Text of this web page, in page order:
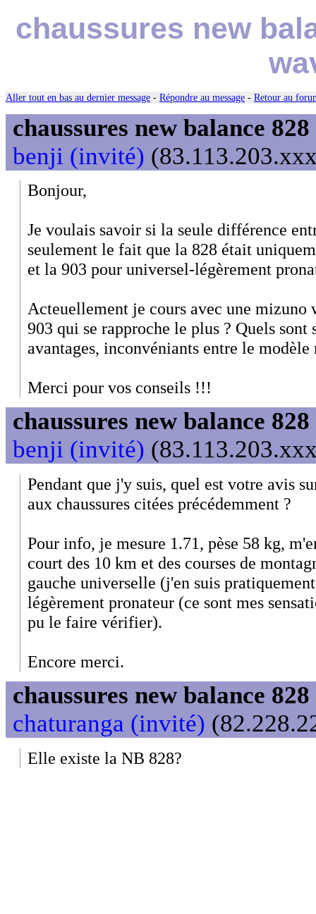
chaussures new
Aller tout en bas au dernier message - Répondre au message - Retour au
chaussures new balance
benji (invité)
Bonjour,
Je voulais savoir si la seule différence
seulement le fait que la 828 était
et la 903 pour universel-légèrement
Acteuellement je cours avec une
903 qui se rapproche le plus ? Quels sont
avantages, inconvéniants entre le
Merci pour vos conseils !!!
chaussures new balance
benji (invité)
Pendant que j'y suis, quel est votre avis
aux chaussures citées précédemment ?
Pour info, je mesure 1.71, pèse 58 kg,
court des 10 km et des courses de
gauche universelle (j'en suis
légèrement pronateur (ce sont mes
pu le faire vérifier).
Encore merci.
chaussures new balance
chaturanga (invité)
Elle existe la NB 828?